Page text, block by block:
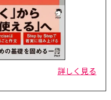
詳しく見る